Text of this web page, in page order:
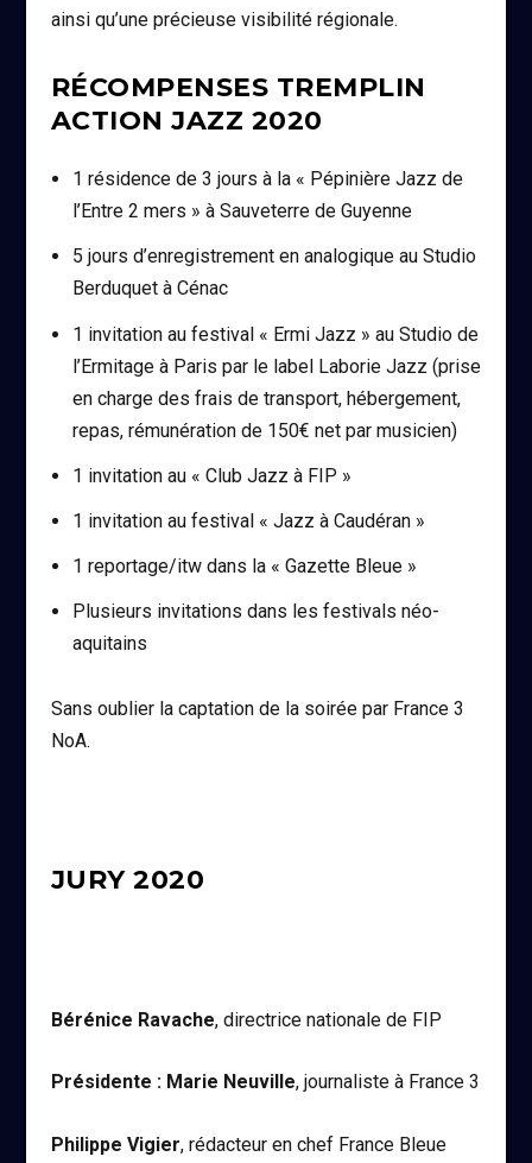
ainsi qu’une précieuse visibilité régionale.
RÉCOMPENSES TREMPLIN
ACTION JAZZ 2020
1 résidence de 3 jours à la « Pépinière Jazz de
l’Entre 2 mers » à Sauveterre de Guyenne
5 jours d’enregistrement en analogique au Studio
Berduquet à Cénac
1 invitation au festival « Ermi Jazz » au Studio de
l’Ermitage à Paris par le label Laborie Jazz (prise
en charge des frais de transport, hébergement,
repas, rémunération de 150€ net par musicien)
1 invitation au « Club Jazz à FIP »
1 invitation au festival « Jazz à Caudéran »
1 reportage/itw dans la « Gazette Bleue »
Plusieurs invitations dans les festivals néo-
aquitains
Sans oublier la captation de la soirée par France 3
NoA.
JURY 2020
Bérénice Ravache, directrice nationale de FIP
Présidente : Marie Neuville, journaliste à France 3
Philippe Vigier, rédacteur en chef France Bleue